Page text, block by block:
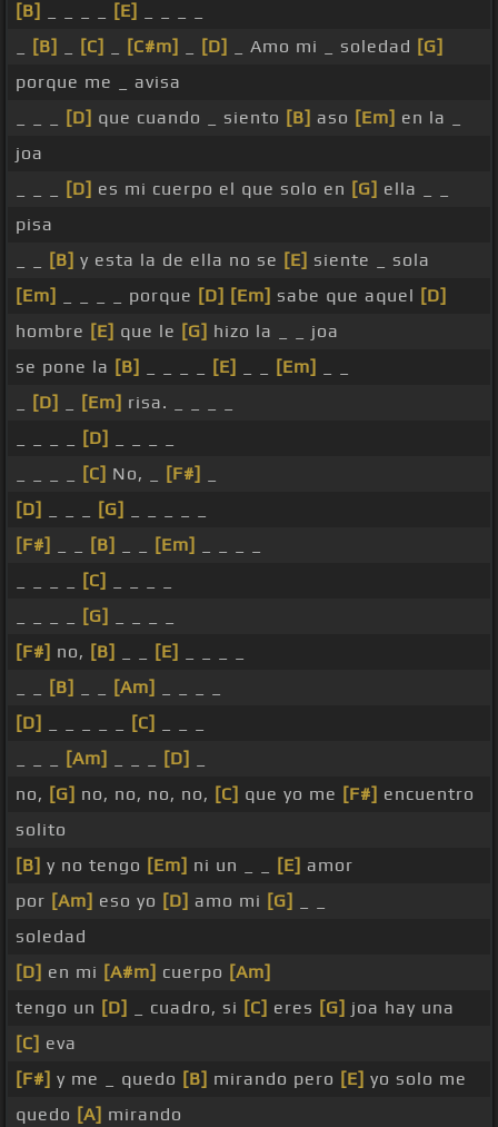
[B] [E]
[B] [C] [C#m] [D] _ Amo mi _ soledad [G]
porque me _ avisa
[D] que cuando _ siento [B] aso [Em] en la _
joa
[D] es mi cuerpo el que solo en [G] ella _ _
pisa
[B] y esta la de ella no se [E] siente _ sola
[Em]
_ _ _ _ porque [D] [Em] sabe que aquel [D]
hombre [E] que le [G] hizo la _ _ joa
se pone la [B] [E] [Em]
[D] [Em] risa. _ _ _ _
[D]
[C] No, _ [F#]
[D]
[G]
[F#]
[B] [Em]
[C]
[G]
[F#] no, [B] [E]
[B] [Am]
[D]
[C]
[Am] [D]
no, [G] no, no, no, no, [C] que yo me [F#] encuentro
solito
[B] y no tengo [Em] ni un _ _ [E] amor
por [Am] eso yo [D] amo mi [G]
soledad
[D] en mi [A#m] cuerpo [Am]
tengo un [D] _ cuadro, si [C] eres [G] joa hay una
[C] eva
[F#] y me _ quedo [B] mirando pero [E] yo solo me
quedo [A] mirando